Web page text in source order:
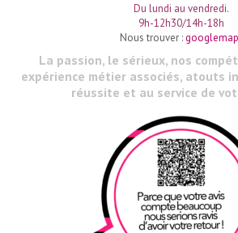
Du lundi au vendredi.
9h-12h30/14h-18h
Nous trouver :
La passion, le sérieux, nos
expérience métier associés, atouts
réussite et au service de